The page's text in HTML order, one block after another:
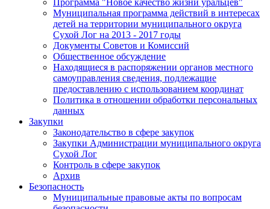
Программа "Новое качество жизни уральцев"
Муниципальная программа действий в интересах
детей на территории муниципального округа
Сухой Лог на 2013 - 2017 годы
Документы Советов и Комиссий
Общественное обсуждение
Находящиеся в распоряжении органов местного
самоуправления сведения, подлежащие
предоставлению с использованием координат
Политика в отношении обработки персональных
данных
Закупки
Законодательство в сфере закупок
Закупки Администрации муниципального округа
Сухой Лог
Контроль в сфере закупок
Архив
Безопасность
Муниципальные правовые акты по вопросам